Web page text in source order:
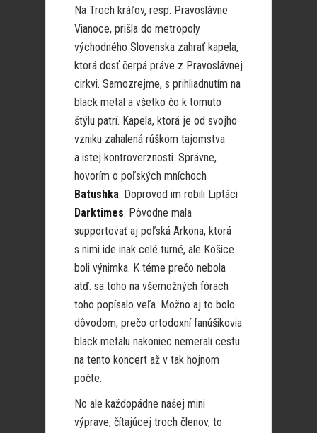
Na Troch kráľov, resp. Pravoslávne
Vianoce, prišla do metropoly
východného Slovenska zahrať kapela,
ktorá dosť čerpá práve z Pravoslávnej
cirkvi. Samozrejme, s prihliadnutím na
black metal a všetko čo k tomuto
štýlu patrí. Kapela, ktorá je od svojho
vzniku zahalená rúškom tajomstva
a istej kontroverznosti. Správne,
hovorím o poľských mníchoch
Batushka. Doprovod im robili Liptáci
Darktimes. Pôvodne mala
supportovať aj poľská Arkona, ktorá
s nimi ide inak celé turné, ale Košice
boli výnimka. K téme prečo nebola
atď. sa toho na všemožných fórach
toho popísalo veľa. Možno aj to bolo
dôvodom, prečo ortodoxní fanúšikovia
black metalu nakoniec nemerali cestu
na tento koncert až v tak hojnom
počte.
No ale každopádne našej mini
výprave, čítajúcej troch členov, to